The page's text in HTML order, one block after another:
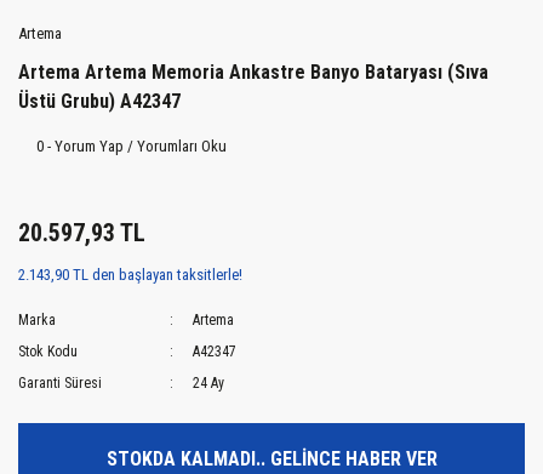
Artema
Artema Artema Memoria Ankastre Banyo Bataryası (Sıva
Üstü Grubu) A42347
0 - Yorum Yap / Yorumları Oku
20.597,93 TL
2.143,90 TL den başlayan taksitlerle!
Marka
Artema
Stok Kodu
A42347
Garanti Süresi
24 Ay
STOKDA KALMADI.. GELİNCE HABER VER